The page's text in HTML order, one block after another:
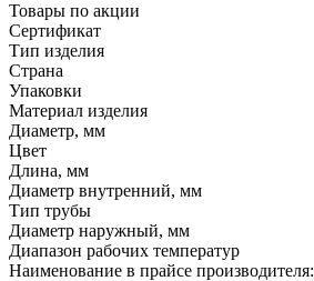
Товары по акции
Сертификат
Тип изделия
Страна
Упаковки
Материал изделия
Диаметр, мм
Цвет
Длина, мм
Диаметр внутренний, мм
Тип трубы
Диаметр наружный, мм
Диапазон рабочих температур
Наименование в прайсе производителя: